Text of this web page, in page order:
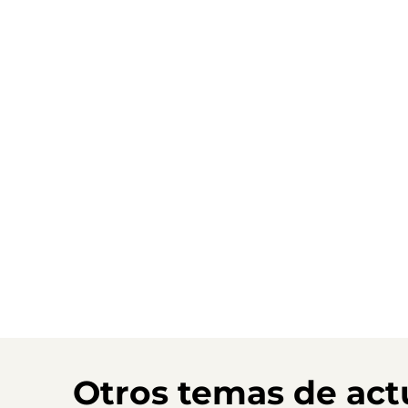
Otros temas de